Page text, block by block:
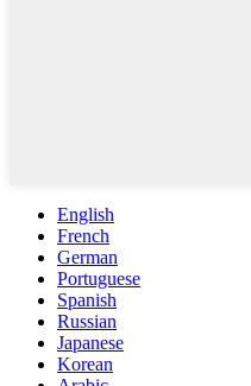
English
French
German
Portuguese
Spanish
Russian
Japanese
Korean